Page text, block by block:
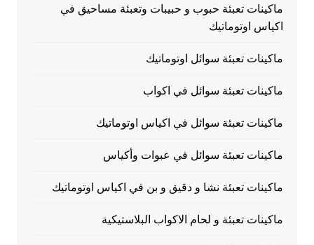
ماكينات تعبئة حبوب و حبيبات وتعبئة مساحيق في
اكياس اوتوماتيك
ماكينات تعبئة سوائل اوتوماتيك
ماكينات تعبئة سوائل في اكواب
ماكينات تعبئة سوائل في اكياس اوتوماتيك
ماكينات تعبئة سوائل في عبوات وأكياس
ماكينات تعبئة نشا و دقيق و بن في اكياس اوتوماتيك
ماكينات تعبئة و لحام الاكواب البلاستيكية